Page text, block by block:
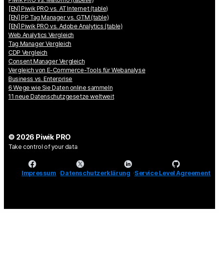
[EN] Piwik PRO vs. AT Internet (table)
[EN] PP Tag Manager vs. GTM (table)
[EN] Piwik PRO vs. Adobe Analytics (table)
Web Analytics Vergleich
Tag Manager Vergleich
CDP Vergleich
Consent Manager Vergleich
Vergleich von E-Commerce-Tools für Webanalyse
Business vs. Enterprise
6 Wege wie Sie Daten online sammeln
11 neue Datenschutzgesetze weltweit
© 2026 Piwik PRO
Take control of your data
Impressum Datenschutzerklärung Service Level Agreement